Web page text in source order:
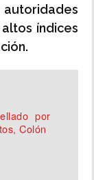
índices
por
Colón